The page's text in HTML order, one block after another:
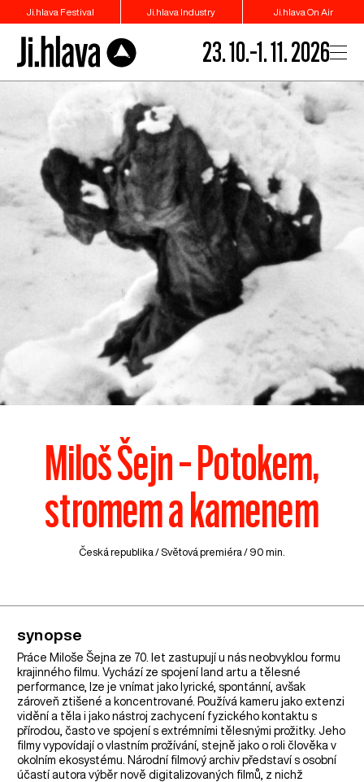
Ji.hlava Festival Ji.hlava Industry Ji.hlava On Air
23. 10.–1. 11. 2026
Miloš Šejn – Potokem,
stromem a kamenem
Česká republika / Světová premiéra / 90 min.
synopse
Práce Miloše Šejna ze 70. let zastupují u nás neobvyklou formu
krajinného filmu. Vychází ze spojení land artu a tělesné
performance, lze je vnímat jako lyrické, spontánní, avšak
zároveň ztišené a koncentrované. Používá kameru jako extenzi
vidění a těla i jako nástroj zachycení fyzického kontaktu s
přírodou, často ve spojení s extrémními tělesnými prožitky. Jeho
filmy vypovídají o vlastním prožívání, stejně jako o roli člověka v
okolním ekosystému. Národní filmový archiv představí s osobní
účastí autora výběr nově digitalizovaných filmů, z nichž